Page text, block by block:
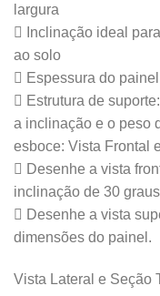
largura
 Inclinação ideal
ao solo
 Espessura do
 Estrutura de
a inclinação e o peso
esboce: Vista Frontal
 Desenhe a vista
inclinação de 30
 Desenhe a vista
dimensões do painel.
Vista Lateral e Seção